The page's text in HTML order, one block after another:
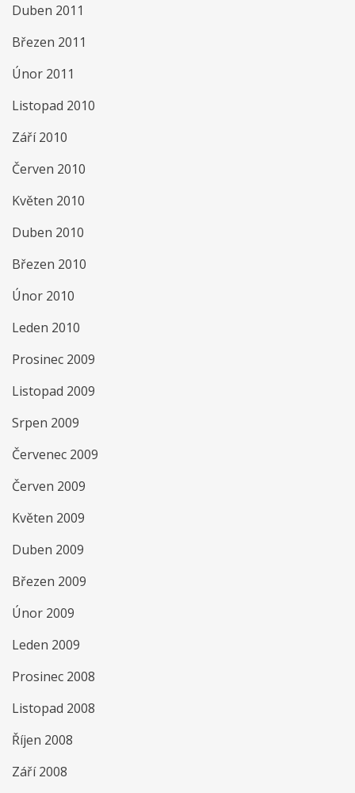
Duben 2011
Březen 2011
Únor 2011
Listopad 2010
Září 2010
Červen 2010
Květen 2010
Duben 2010
Březen 2010
Únor 2010
Leden 2010
Prosinec 2009
Listopad 2009
Srpen 2009
Červenec 2009
Červen 2009
Květen 2009
Duben 2009
Březen 2009
Únor 2009
Leden 2009
Prosinec 2008
Listopad 2008
Říjen 2008
Září 2008